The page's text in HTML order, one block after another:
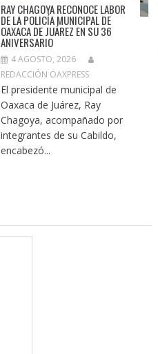
RAY CHAGOYA RECONOCE LABOR
DE LA POLICÍA MUNICIPAL DE
OAXACA DE JUÁREZ EN SU 36
ANIVERSARIO
4 AGOSTO, 2026
REDACCIÓN OAXPRESS
El presidente municipal de
Oaxaca de Juárez, Ray
Chagoya, acompañado por
integrantes de su Cabildo,
encabezó...